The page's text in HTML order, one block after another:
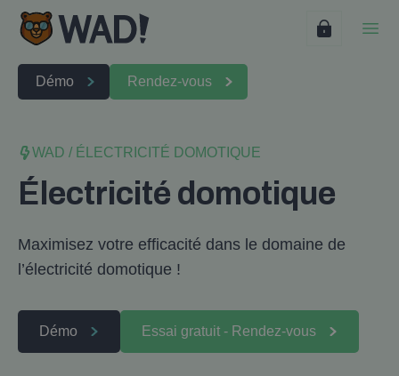
WAD, logiciel de suivi de chantier pour entrepreneurs/PME
Démo Rendez-vous
Connexion
WAD / ÉLECTRICITÉ DOMOTIQUE
Électricité domotique
Maximisez votre efficacité dans le domaine de
l’électricité domotique !
Démo Essai gratuit - Rendez-vous